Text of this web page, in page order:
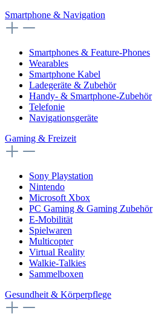
Smartphone & Navigation
Smartphones & Feature-Phones
Wearables
Smartphone Kabel
Ladegeräte & Zubehör
Handy- & Smartphone-Zubehör
Telefonie
Navigationsgeräte
Gaming & Freizeit
Sony Playstation
Nintendo
Microsoft Xbox
PC Gaming & Gaming Zubehör
E-Mobilität
Spielwaren
Multicopter
Virtual Reality
Walkie-Talkies
Sammelboxen
Gesundheit & Körperpflege